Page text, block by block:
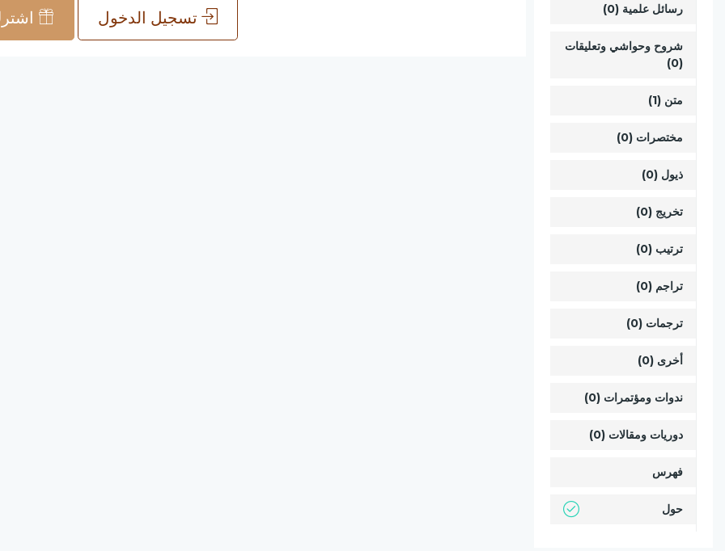
رسائل علمية (0)
شروح وحواشي وتعليقات
(0)
متن (1)
مختصرات (0)
ذيول (0)
تخريج (0)
ترتيب (0)
تراجم (0)
ترجمات (0)
أخرى (0)
ندوات ومؤتمرات (0)
دوريات ومقالات (0)
فهرس
حول
تسجيل الدخول